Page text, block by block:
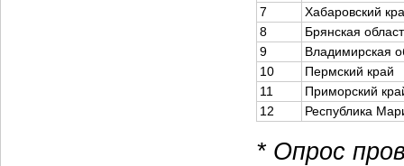
7
Хабаровский
8
Брянская
9
Владимирская
10
Пермский край
11
Приморский
12
Республика
* Опрос